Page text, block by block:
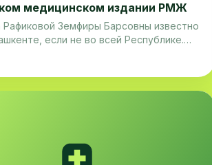
медицинском издании РМЖ
Земфиры Барсовны известно
если не во всей Республике.
научных статей, соавтором 2
по детской невропатологии.